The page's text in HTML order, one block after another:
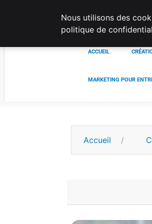
LECFCM
ACCUEIL
MARKETING POUR
Accueil
Nous utilisons des
politique de